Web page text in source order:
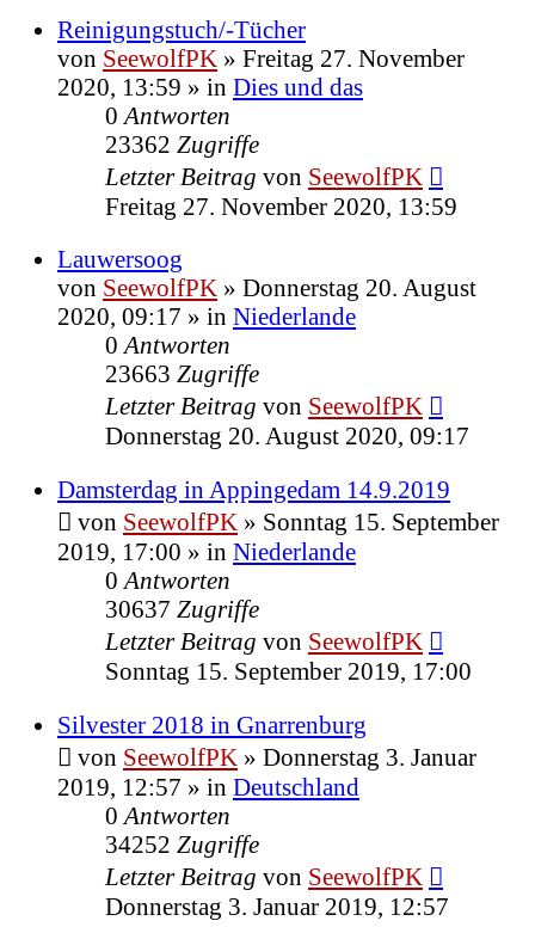
Reinigungstuch/-Tücher
von SeewolfPK » Freitag 27. November
2020, 13:59 » in Dies und das
0 Antworten
23362 Zugriffe
Letzter Beitrag von SeewolfPK
Freitag 27. November 2020, 13:59
Lauwersoog
von SeewolfPK » Donnerstag 20. August
2020, 09:17 » in Niederlande
0 Antworten
23663 Zugriffe
Letzter Beitrag von SeewolfPK
Donnerstag 20. August 2020, 09:17
Damsterdag in Appingedam 14.9.2019
von SeewolfPK » Sonntag 15. September
2019, 17:00 » in Niederlande
0 Antworten
30637 Zugriffe
Letzter Beitrag von SeewolfPK
Sonntag 15. September 2019, 17:00
Silvester 2018 in Gnarrenburg
von SeewolfPK » Donnerstag 3. Januar
2019, 12:57 » in Deutschland
0 Antworten
34252 Zugriffe
Letzter Beitrag von SeewolfPK
Donnerstag 3. Januar 2019, 12:57